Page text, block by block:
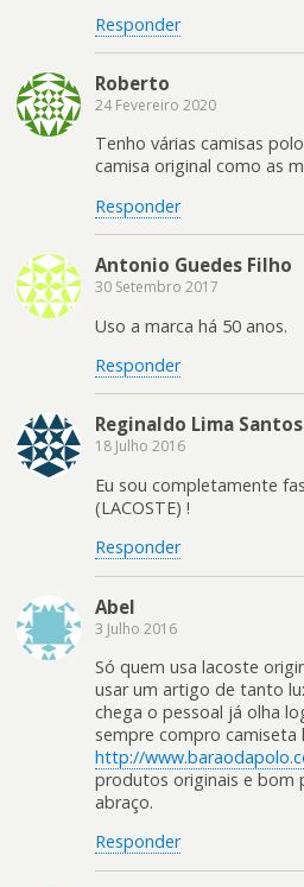
Responder
Roberto
24 Fevereiro 2020
Tenho várias camisas
camisa original como as
Responder
Antonio Guedes Filho
30 Setembro 2017
Uso a marca há 50 anos.
Responder
Reginaldo Lima Santos
18 Julho 2016
Eu sou completamente
(LACOSTE) !
Responder
Abel
3 Julho 2016
Só quem usa lacoste
usar um artigo de tanto
chega o pessoal já olha
sempre compro camiseta
http://
produtos originais e bom
abraço.
Responder